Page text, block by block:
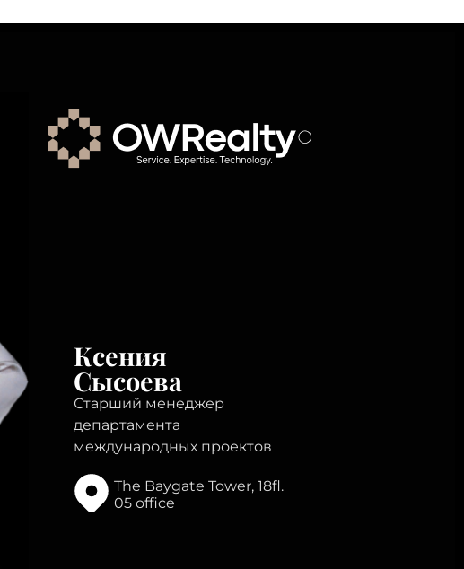
Ксения
Сысоева
Старший менеджер
департамента
международных проектов
The Baygate Tower, 18fl.
05 office